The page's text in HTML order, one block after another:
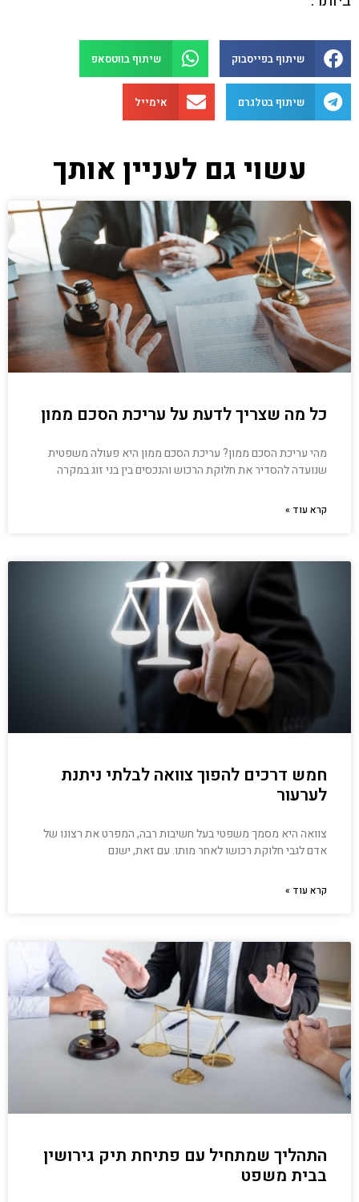
שיתוף בפייסבוק שיתוף בווטסאפ
שיתוף בטלגרם אימייל
עשוי גם לעניין אותך
כל מה שצריך לדעת על עריכת הסכם ממון
מהי עריכת הסכם ממון? עריכת הסכם ממון היא פעולה משפטית
שנועדה להסדיר את חלוקת הרכוש והנכסים בין בני זוג במקרה
קרא עוד »
חמש דרכים להפוך צוואה לבלתי ניתנת
לערעור
צוואה היא מסמך משפטי בעל חשיבות רבה, המפרט את רצונו של
אדם לגבי חלוקת רכושו לאחר מותו. עם זאת, ישנם
קרא עוד »
התהליך שמתחיל עם פתיחת תיק גירושין
בבית משפט